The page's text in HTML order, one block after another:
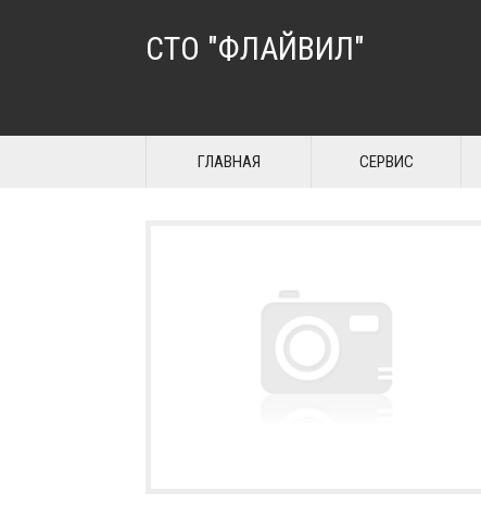
СТО "ФЛАЙВИЛ"
ГЛАВНАЯ СЕРВИС